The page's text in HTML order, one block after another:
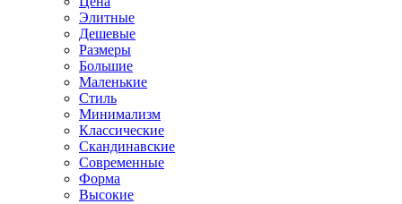
Элитные
Дешевые
Размеры
Большие
Маленькие
Стиль
Минимализм
Классические
Скандинавские
Современные
Форма
Высокие